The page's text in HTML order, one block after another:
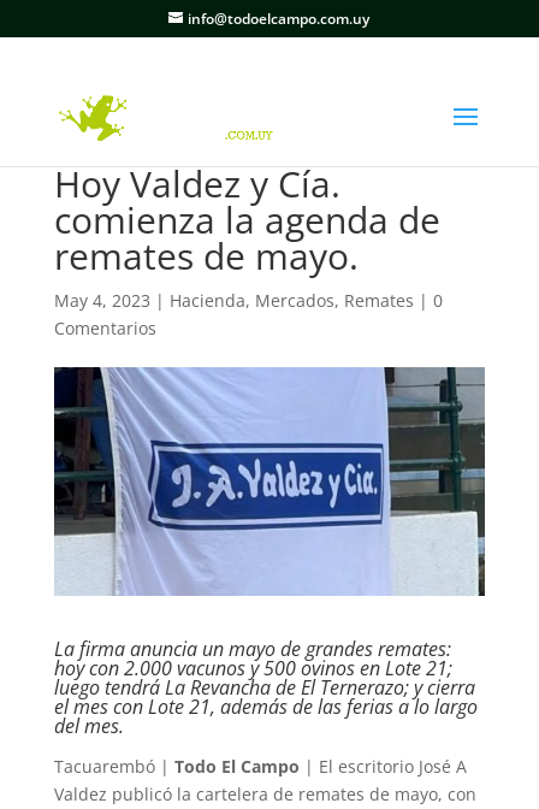
info@todoelcampo.com.uy
Hoy Valdez y Cía.
comienza la agenda de
remates de mayo.
May 4, 2023 | Hacienda, Mercados, Remates | 0
Comentarios
La firma anuncia un mayo de grandes remates:
hoy con 2.000 vacunos y 500 ovinos en Lote 21;
luego tendrá La Revancha de El Ternerazo; y cierra
el mes con Lote 21, además de las ferias a lo largo
del mes.
Tacuarembó | Todo El Campo | El escritorio José A
Valdez publicó la cartelera de remates de mayo, con